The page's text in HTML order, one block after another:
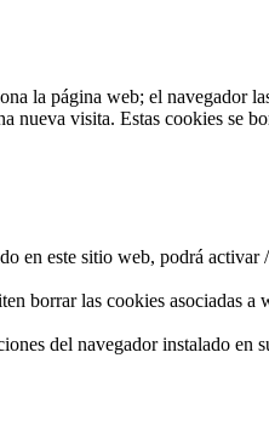
la página web; el navegador
nueva visita. Estas cookies se
en este sitio web, podrá activar
borrar las cookies asociadas
del navegador instalado en